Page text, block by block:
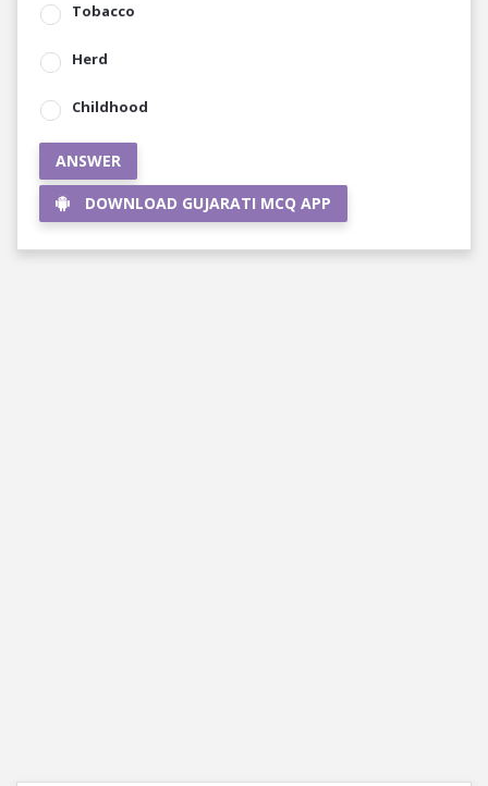
Tobacco
Herd
Childhood
ANSWER
DOWNLOAD GUJARATI MCQ APP